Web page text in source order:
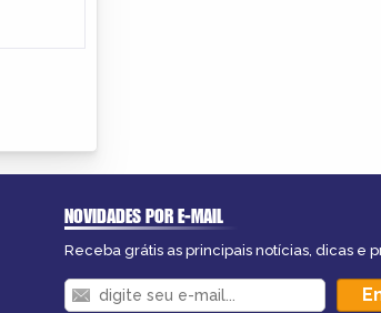
NOVIDADES POR E-MAIL
Receba grátis as principais notícias, dicas e